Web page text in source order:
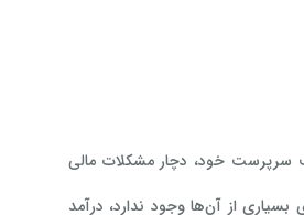
سرپرست خود، دچار مشکلات مالی
از آن‌ها وجود ندارد، درآمد